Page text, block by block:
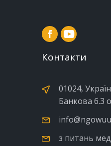
Контакти
01024,
Банкова б.3
з питань